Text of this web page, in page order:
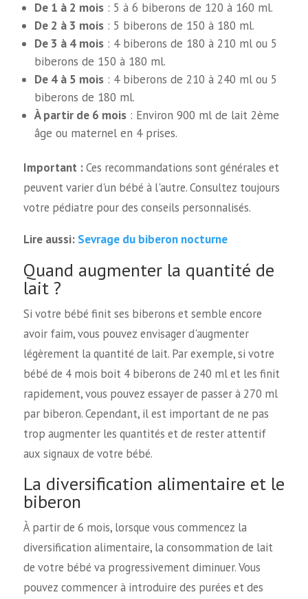
De 1 à 2 mois : 5 à 6 biberons de 120 à 160 ml.
De 2 à 3 mois : 5 biberons de 150 à 180 ml.
De 3 à 4 mois : 4 biberons de 180 à 210 ml ou 5
biberons de 150 à 180 ml.
De 4 à 5 mois : 4 biberons de 210 à 240 ml ou 5
biberons de 180 ml.
À partir de 6 mois : Environ 900 ml de lait 2ème
âge ou maternel en 4 prises.
Important :Ces recommandations sont générales et
peuvent varier d'un bébé à l'autre. Consultez toujours
votre pédiatre pour des conseils personnalisés.
Lire aussi: Sevrage du biberon nocturne
Quand augmenter la quantité de
lait ?
Si votre bébé finit ses biberons et semble encore
avoir faim, vous pouvez envisager d'augmenter
légèrement la quantité de lait. Par exemple, si votre
bébé de 4 mois boit 4 biberons de 240 ml et les finit
rapidement, vous pouvez essayer de passer à 270 ml
par biberon. Cependant, il est important de ne pas
trop augmenter les quantités et de rester attentif
aux signaux de votre bébé.
La diversification alimentaire et le
biberon
À partir de 6 mois, lorsque vous commencez la
diversification alimentaire, la consommation de lait
de votre bébé va progressivement diminuer. Vous
pouvez commencer à introduire des purées et des